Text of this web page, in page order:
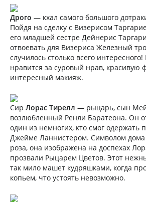
Дрого — кхал самого большого
Пойдя на сделку с Визерисом
его младшей сестре Дейнерис
отвоевать для Визериса Железный
случилось столько всего
нравится за суровый нрав, красивую
интересный макияж.
Сир Лорас Тирелл — рыцарь, сын
возлюбленный Ренли Баратеона. Он
один из немногих, кто смог одержать
Джейме Ланнистером. Символом дома
роза, она изображена на доспехах
прозвали Рыцарем Цветов. Этот
так мило машет кудряшками, когда
копьем, что устоять невозможно.